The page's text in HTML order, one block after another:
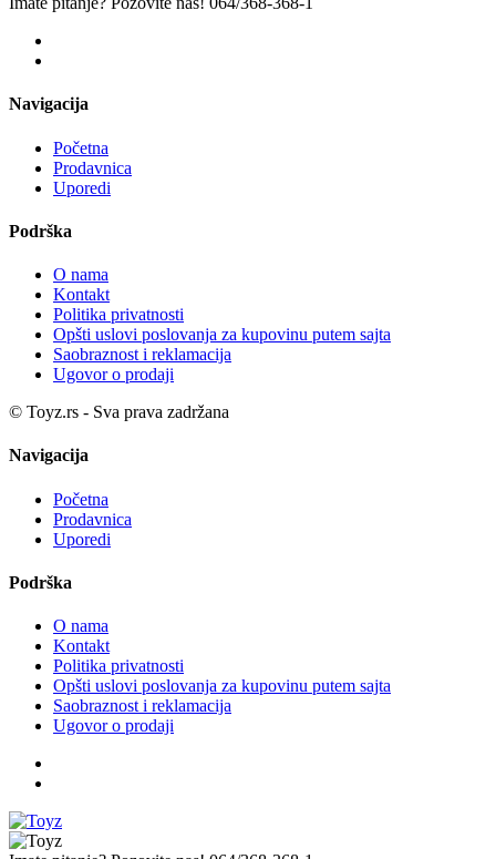
Navigacija
Početna
Prodavnica
Uporedi
Podrška
O nama
Kontakt
Politika privatnosti
Opšti uslovi poslovanja za kupovinu putem sajta
Saobraznost i reklamacija
Ugovor o prodaji
© Toyz.rs - Sva prava zadržana
Navigacija
Početna
Prodavnica
Uporedi
Podrška
O nama
Kontakt
Politika privatnosti
Opšti uslovi poslovanja za kupovinu putem sajta
Saobraznost i reklamacija
Ugovor o prodaji